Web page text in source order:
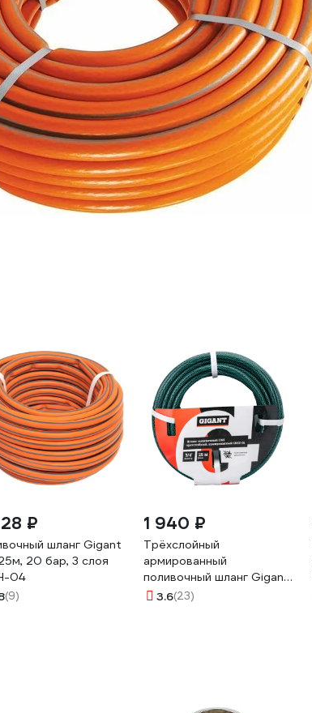
₽
шланг Gigant
20 бар, 3 слоя
04
(9)
1 940 ₽
Трёхслойный
армированный
поливочный шланг Gigant
ПВХ 3/4", 25 м GREZ-01
3.6(23)